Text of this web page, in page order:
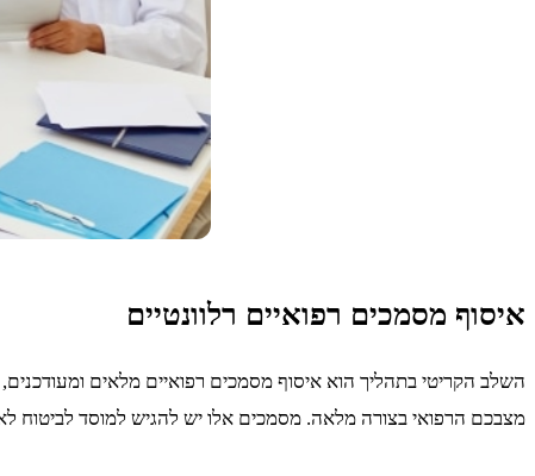
איסוף מסמכים רפואיים רלוונטיים
השלב הקריטי בתהליך הוא איסוף מסמכים רפואיים מלאים
מצבכם הרפואי בצורה מלאה. מסמכים אלו יש להגיש למוסד לביטוח